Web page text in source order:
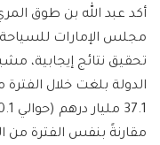
أكد عبد الله بن طوق
مجلس الإمارات
تحقيق نتائج إيجابية،
مقارنةً بنفس الفترة من العام